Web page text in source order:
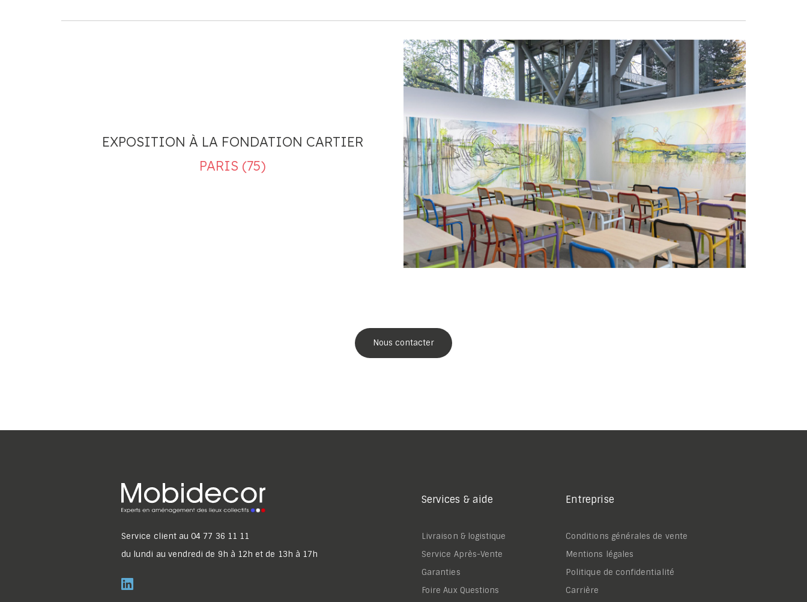
EXPOSITION À LA FONDATION CARTIER
PARIS (75)
Nous contacter
Service client au 04 77 36 11 11
du lundi au vendredi de 9h à 12h et de 13h à 17h
Services & aide
Livraison & logistique
Service Après-Vente
Garanties
Foire Aux Questions
Entreprise
Conditions générales de vente
Mentions légales
Politique de confidentialité
Carrière